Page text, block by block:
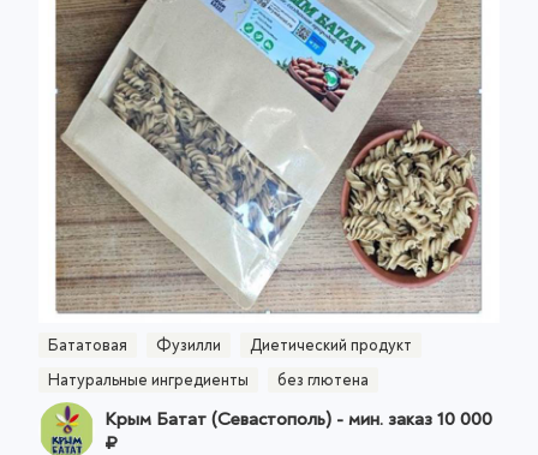
Бататовая Фузилли
Диетический продукт
Натуральные ингредиенты
без глютена
Крым Батат (Севастополь)- мин. заказ10 000
₽